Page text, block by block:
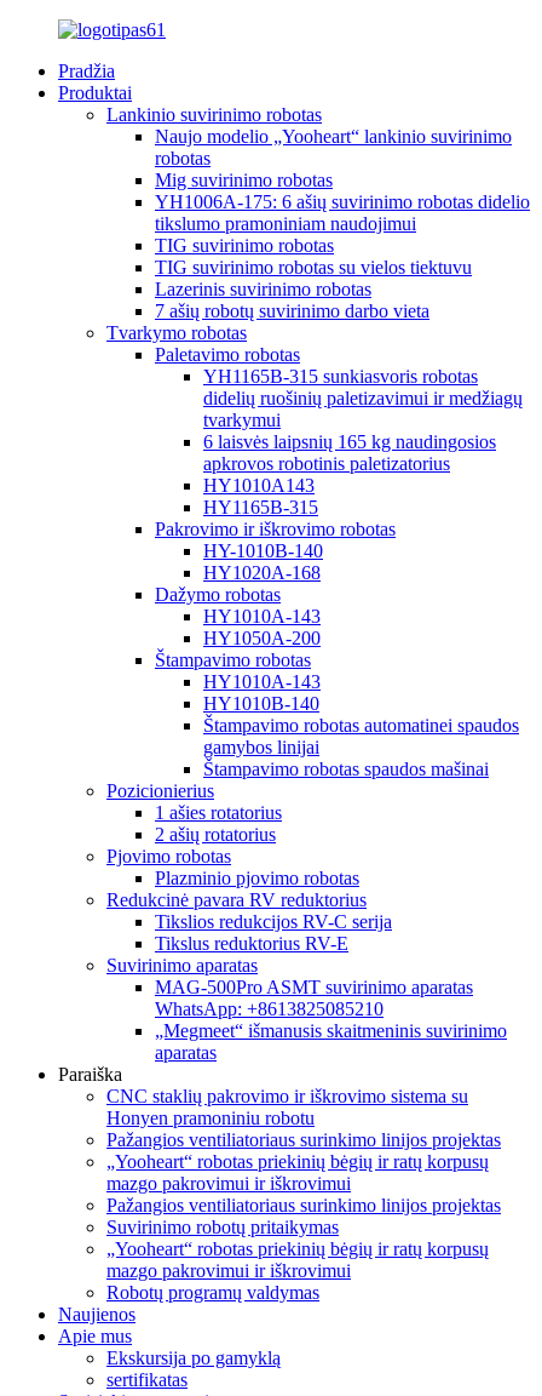
Pradžia
Produktai
Lankinio suvirinimo robotas
Naujo modelio „Yooheart“ lankinio suvirinimo
robotas
Mig suvirinimo robotas
YH1006A-175: 6 ašių suvirinimo robotas didelio
tikslumo pramoniniam naudojimui
TIG suvirinimo robotas
TIG suvirinimo robotas su vielos tiektuvu
Lazerinis suvirinimo robotas
7 ašių robotų suvirinimo darbo vieta
Tvarkymo robotas
Paletavimo robotas
YH1165B-315 sunkiasvoris robotas
didelių ruošinių paletizavimui ir medžiagų
tvarkymui
6 laisvės laipsnių 165 kg naudingosios
apkrovos robotinis paletizatorius
HY1010A143
HY1165B-315
Pakrovimo ir iškrovimo robotas
HY-1010B-140
HY1020A-168
Dažymo robotas
HY1010A-143
HY1050A-200
Štampavimo robotas
HY1010A-143
HY1010B-140
Štampavimo robotas automatinei spaudos
gamybos linijai
Štampavimo robotas spaudos mašinai
Pozicionierius
1 ašies rotatorius
2 ašių rotatorius
Pjovimo robotas
Plazminio pjovimo robotas
Redukcinė pavara RV reduktorius
Tikslios redukcijos RV-C serija
Tikslus reduktorius RV-E
Suvirinimo aparatas
MAG-500Pro ASMT suvirinimo aparatas
WhatsApp: +8613825085210
„Megmeet“ išmanusis skaitmeninis suvirinimo
aparatas
Paraiška
CNC staklių pakrovimo ir iškrovimo sistema su
Honyen pramoniniu robotu
Pažangios ventiliatoriaus surinkimo linijos projektas
„Yooheart“ robotas priekinių bėgių ir ratų korpusų
mazgo pakrovimui ir iškrovimui
Pažangios ventiliatoriaus surinkimo linijos projektas
Suvirinimo robotų pritaikymas
„Yooheart“ robotas priekinių bėgių ir ratų korpusų
mazgo pakrovimui ir iškrovimui
Robotų programų valdymas
Naujienos
Apie mus
Ekskursija po gamyklą
sertifikatas